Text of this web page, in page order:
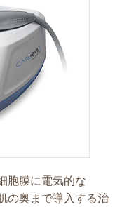
胞膜に電気的な
の奥まで導入する治